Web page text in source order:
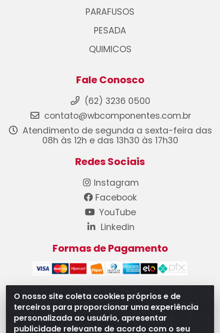
O nosso site coleta cookies próprios e de
terceiros para proporcionar uma experiência
personalizada ao usuário, apresentar
publicidade relevante de acordo com o seu
PARAFUSOS
PESADA
QUIMICOS
Fale Conosco
(62) 3236 0500
contato@wbcomponentes.com.br
Atendimento de segunda a sexta-feira das
08h às 12h e das 13h30 às 17h30
Redes Sociais
Instagram
Facebook
YouTube
Linkedin
Formas de Pagamento
WB Componentes Automotivos LTDA - CNPJ
08.528.393/0001-12 - Rua do Níquel, 667 - Parque
Oeste Industrial, Goiânia/GO - CEP 74375-660